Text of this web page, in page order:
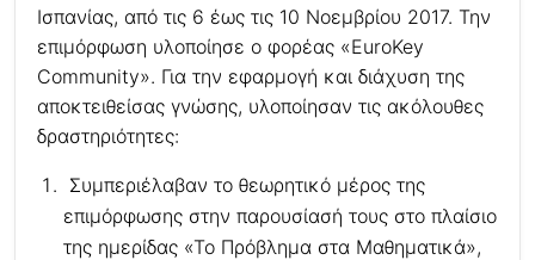
Ισπανίας, από τις 6 έως τις 10 Νοεμβρίου 2017. Την
επιμόρφωση υλοποίησε ο φορέας «ΕuroKey
Community». Για την εφαρμογή και διάχυση της
αποκτειθείσας γνώσης, υλοποίησαν τις ακόλουθες
δραστηριότητες:
Συμπεριέλαβαν το θεωρητικό μέρος της
επιμόρφωσης στην παρουσίασή τους στο πλαίσιο
της ημερίδας «Το Πρόβλημα στα Μαθηματικά»,